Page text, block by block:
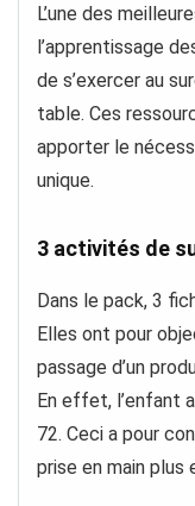
L’une des
l’apprentissage
de s’exercer au
table. Ces
apporter le
unique.
3 activités de
Dans le pack, 3
Elles ont pour
passage d’un
En effet, l’enfant
72. Ceci a pour
prise en main